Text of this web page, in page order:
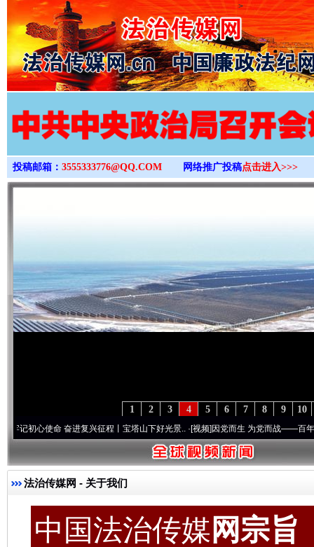
>
投稿邮箱： 3555333776@QQ.COM 网络推广投稿点击进入>>>
10
9
8
7
6
5
4
3
2
1
奋进复兴征程丨宝塔山下好光景..·[视频]因党而生 为党而战——百年“纪”事⑧加强
法治传媒网 - 关于我们
中国法治传媒 网宗